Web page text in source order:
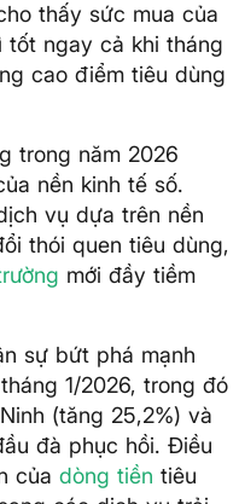
thấy sức mua của
tốt ngay cả khi tháng
cao điểm tiêu dùng
trong năm 2026
nền kinh tế số.
vụ dựa trên nền
thói quen tiêu dùng,
mới đầy tiềm
sự bứt phá mạnh
1/2026, trong đó
(tăng 25,2%) và
đà phục hồi. Điều
của dòng tiền tiêu